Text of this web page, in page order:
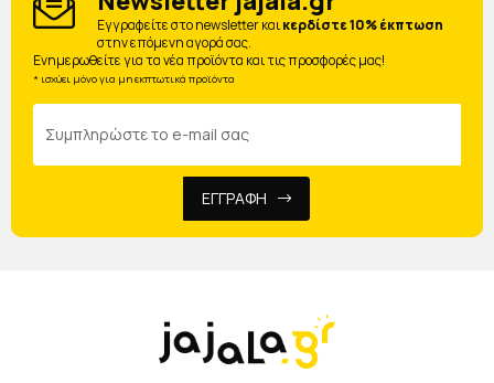
Eγγραφείτε στο newsletter καικερδίστε 10% έκπτωση
στην επόμενη αγορά σας.
Ενημερωθείτε για τα νέα προϊόντα και τις προσφορές μας!
* ισχύει μόνο για μη εκπτωτικά προϊόντα
ΕΓΓΡΑΦΗ